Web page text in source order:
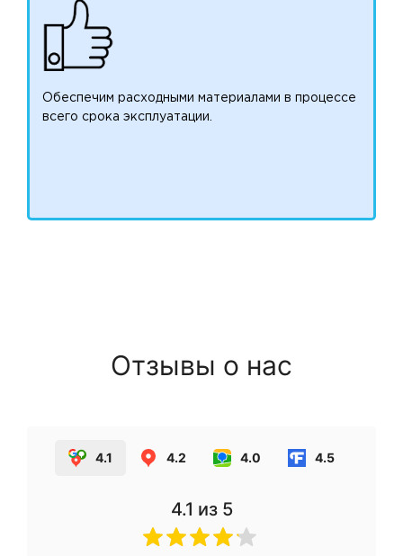
Обеспечим расходными материалами в процессе
всего срока эксплуатации.
Отзывы о нас
4.1 4.2 4.0 4.5
4.1 из 5